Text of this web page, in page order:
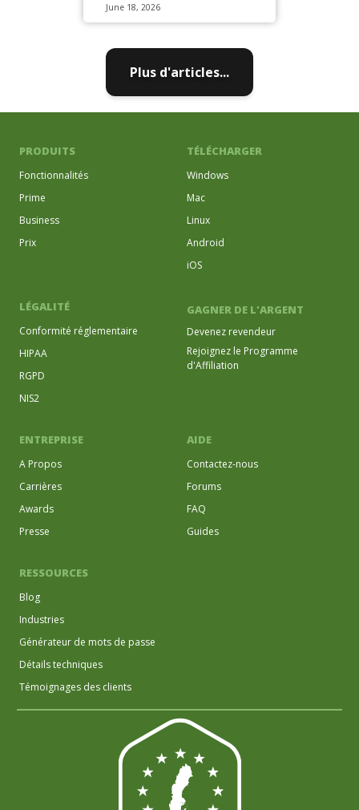
June 18, 2026
Plus d'articles...
PRODUITS
Fonctionnalités
Prime
Business
Prix
TÉLÉCHARGER
Windows
Mac
Linux
Android
iOS
LÉGALITÉ
Conformité réglementaire
HIPAA
RGPD
NIS2
GAGNER DE L'ARGENT
Devenez revendeur
Rejoignez le Programme
d'Affiliation
ENTREPRISE
A Propos
Carrières
Awards
Presse
AIDE
Contactez-nous
Forums
FAQ
Guides
RESSOURCES
Blog
Industries
Générateur de mots de passe
Détails techniques
Témoignages des clients